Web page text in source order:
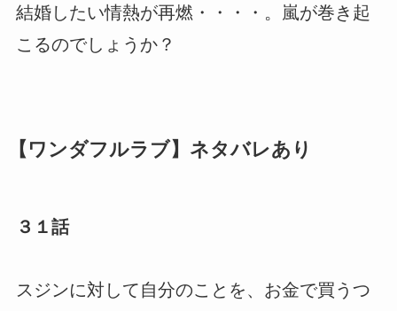
結婚したい情熱が再燃・・・・。嵐が巻き起
こるのでしょうか？
【ワンダフルラブ】ネタバレあり
３１話
スジンに対して自分のことを、お金で買うつ